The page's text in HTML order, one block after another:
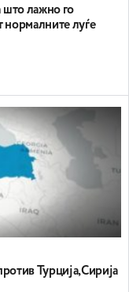
што лажно го
нормалните луѓе
Турција,Сирија